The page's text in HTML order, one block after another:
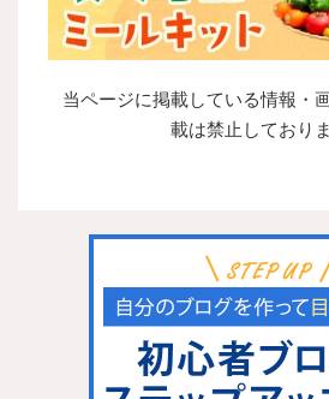
当ページに掲載している情報・
載は禁止しておりま